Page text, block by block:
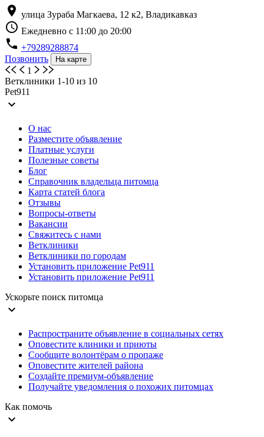
location_on улица Зураба Магкаева, 12 к2, Владикавказ
schedule Ежедневно с 11:00 до 20:00
phone +79289288874
Позвонить
На карте
1
Ветклиники 1-10 из 10
Pet911
expand_more
О нас
Разместите объявление
Платные услуги
Полезные советы
Блог
Справочник владельца питомца
Карта статей блога
Отзывы
Вопросы-ответы
Вакансии
Свяжитесь с нами
Ветклиники
Ветклиники по городам
Установить приложение Pet911
Установить приложение Pet911
Ускорьте поиск питомца
expand_more
Распространите объявление в социальных сетях
Оповестите клиники и приюты
Сообщите волонтёрам о пропаже
Оповестите жителей района
Создайте премиум-объявление
Получайте уведомления о похожих питомцах
Как помочь
expand_more